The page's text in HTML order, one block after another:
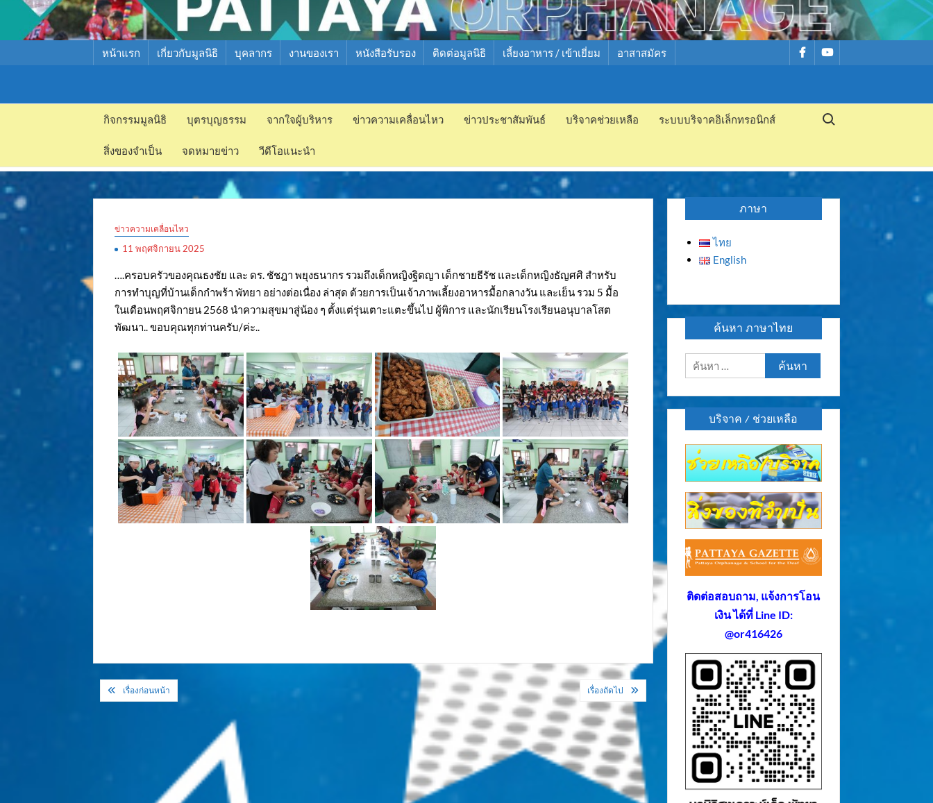
หน้าแรก เกี่ยวกับมูลนิธิ บุคลากร งานของเรา หนังสือรับรอง ติดต่อมูลนิธิ เลี้ยงอาหาร / เข้าเยี่ยม อาสาสมัคร รายการรายการ
มูลนิธิ
สงเคราะห์
เด็ก พัทยา
กิจกรรมมูลนิธิ บุตรบุญธรรม จากใจผู้บริหาร ข่าวความเคลื่อนไหว ข่าวประชาสัมพันธ์ บริจาคช่วยเหลือ ระบบบริจาคอิเล็กทรอนิกส์
สิ่งของจำเป็น จดหมายข่าว วีดีโอแนะนำ
Search for:
ข่าวความเคลื่อนไหว
11 พฤศจิกายน 2025
….ครอบครัวของคุณธงชัย และ ดร. ชัชฎา พยุงธนากร รวมถึงเด็กหญิงฐิตญา เด็กชายธีรัช และเด็กหญิงธัญศศิ สำหรับ
การทำบุญที่บ้านเด็กกำพร้า พัทยา อย่างต่อเนื่อง ล่าสุด ด้วยการเป็นเจ้าภาพเลี้ยงอาหารมื้อกลางวัน และเย็น รวม 5 มื้อ
ในเดือนพฤศจิกายน 2568 นำความสุขมาสู่น้อง ๆ ตั้งแต่รุ่นเตาะแตะขึ้นไป ผู้พิการ และนักเรียนโรงเรียนอนุบาลโสต
พัฒนา.. ขอบคุณทุกท่านครับ/ค่ะ..
แนะแนว
เรื่องก่อนหน้า เรื่องถัดไป
ภาษา
ไทย
English
ค้นหา ภาษาไทย
ค้นหา
สำหรับ:
บริจาค / ช่วยเหลือ
ติดต่อสอบถาม, แจ้งการโอน
เงิน ได้ที่ Line ID:
@or416426